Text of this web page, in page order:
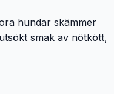
hundar skämmer
smak av nötkött,